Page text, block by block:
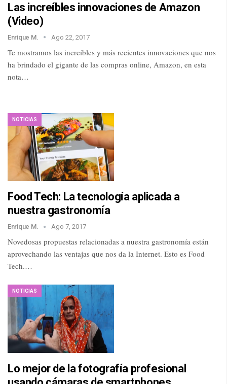
Las increíbles innovaciones de Amazon
(Video)
Enrique M. Ago 22, 2017
Te mostramos las increíbles y más recientes innovaciones que nos
ha brindado el gigante de las compras online, Amazon, en esta
nota…
NOTICIAS
Food Tech: La tecnología aplicada a
nuestra gastronomía
Enrique M. Ago 7, 2017
Novedosas propuestas relacionadas a nuestra gastronomía están
aprovechando las ventajas que nos da la Internet. Esto es Food
Tech.…
NOTICIAS
Lo mejor de la fotografía profesional